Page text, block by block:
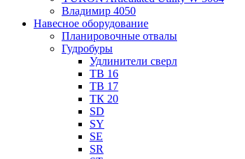
Владимир 4050
Навесное оборудование
Планировочные отвалы
Гудробуры
Удлинители сверл
ТВ 16
ТВ 17
ТК 20
SD
SY
SE
SR